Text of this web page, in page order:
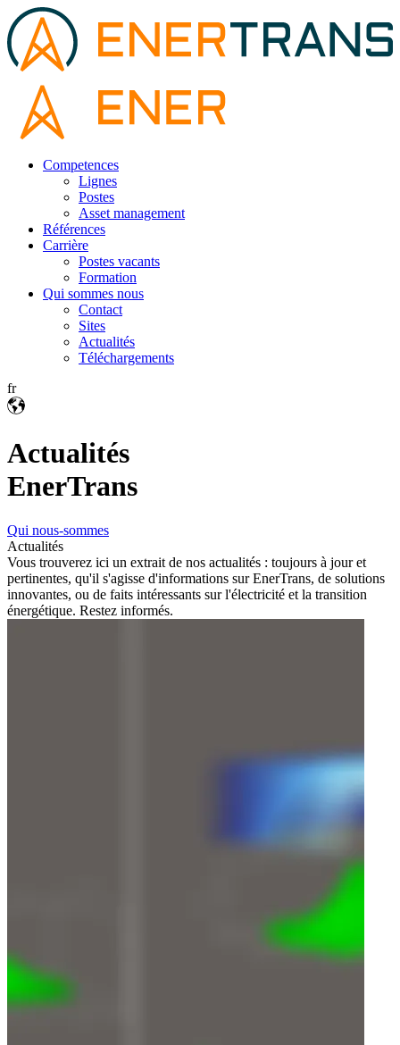
Competences
Lignes
Postes
Asset management
Références
Carrière
Postes vacants
Formation
Qui sommes nous
Contact
Sites
Actualités
Téléchargements
fr
Actualités
EnerTrans
Qui nous-sommes
Actualités
Vous trouverez ici un extrait de nos actualités : toujours à jour et
pertinentes, qu'il s'agisse d'informations sur EnerTrans, de solutions
innovantes, ou de faits intéressants sur l'électricité et la transition
énergétique. Restez informés.